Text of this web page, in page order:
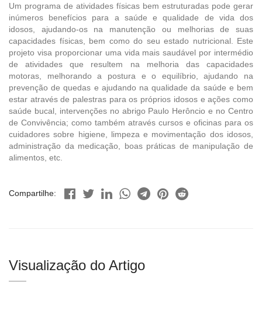
Um programa de atividades físicas bem estruturadas pode gerar
inúmeros benefícios para a saúde e qualidade de vida dos
idosos, ajudando-os na manutenção ou melhorias de suas
capacidades físicas, bem como do seu estado nutricional. Este
projeto visa proporcionar uma vida mais saudável por intermédio
de atividades que resultem na melhoria das capacidades
motoras, melhorando a postura e o equilíbrio, ajudando na
prevenção de quedas e ajudando na qualidade da saúde e bem
estar através de palestras para os próprios idosos e ações como
saúde bucal, intervenções no abrigo Paulo Herôncio e no Centro
de Convivência; como também através cursos e oficinas para os
cuidadores sobre higiene, limpeza e movimentação dos idosos,
administração da medicação, boas práticas de manipulação de
alimentos, etc.
Compartilhe:
Visualização do Artigo